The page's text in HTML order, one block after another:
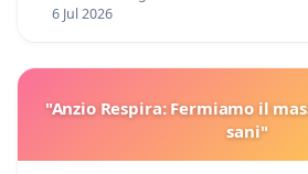
6 Jul 2026
"Anzio Respira: Fermiamo il
sani"